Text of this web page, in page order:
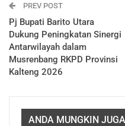
PREV POST
Pj Bupati Barito Utara
Dukung Peningkatan Sinergi
Antarwilayah dalam
Musrenbang RKPD Provinsi
Kalteng 2026
ANDA MUNGKIN